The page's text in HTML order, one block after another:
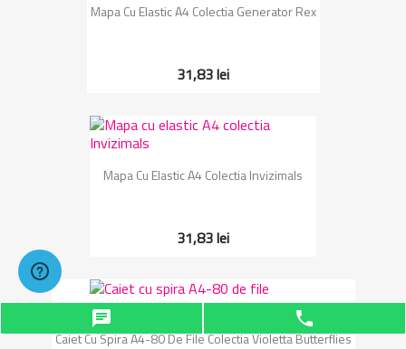
Mapa Cu Elastic A4 Colectia Generator Rex
31,83 lei
Mapa Cu Elastic A4 Colectia Invizimals
31,83 lei
Caiet Cu Spira A4-80 De File Colectia Violetta Butterflies
chat phone